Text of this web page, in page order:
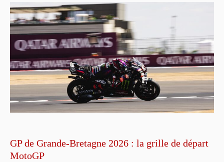
GP de Grande-Bretagne 2026 : la grille de départ
MotoGP